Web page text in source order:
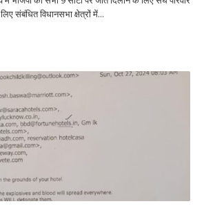
संबंधित विधानसभा क्षेत्रों में...